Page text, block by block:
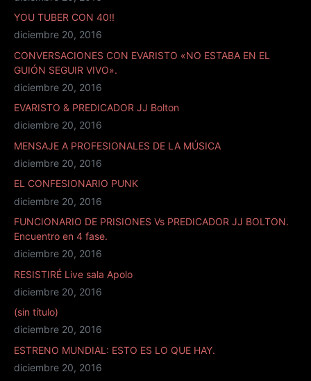
YOU TUBER CON 40!!
diciembre 20, 2016
CONVERSACIONES CON EVARISTO «NO ESTABA EN EL
GUIÓN SEGUIR VIVO».
diciembre 20, 2016
EVARISTO & PREDICADOR JJ Bolton
diciembre 20, 2016
MENSAJE A PROFESIONALES DE LA MÚSICA
diciembre 20, 2016
EL CONFESIONARIO PUNK
diciembre 20, 2016
FUNCIONARIO DE PRISIONES Vs PREDICADOR JJ BOLTON.
Encuentro en 4 fase.
diciembre 20, 2016
RESISTIRÉ Live sala Apolo
diciembre 20, 2016
(sin título)
diciembre 20, 2016
ESTRENO MUNDIAL: ESTO ES LO QUE HAY.
diciembre 20, 2016